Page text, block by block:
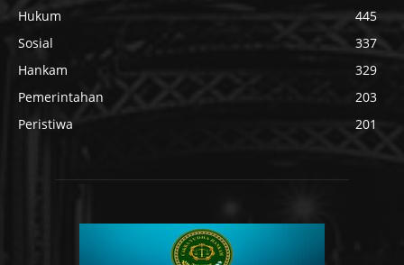
Hukum
445
Sosial
337
Hankam
329
Pemerintahan
203
Peristiwa
201